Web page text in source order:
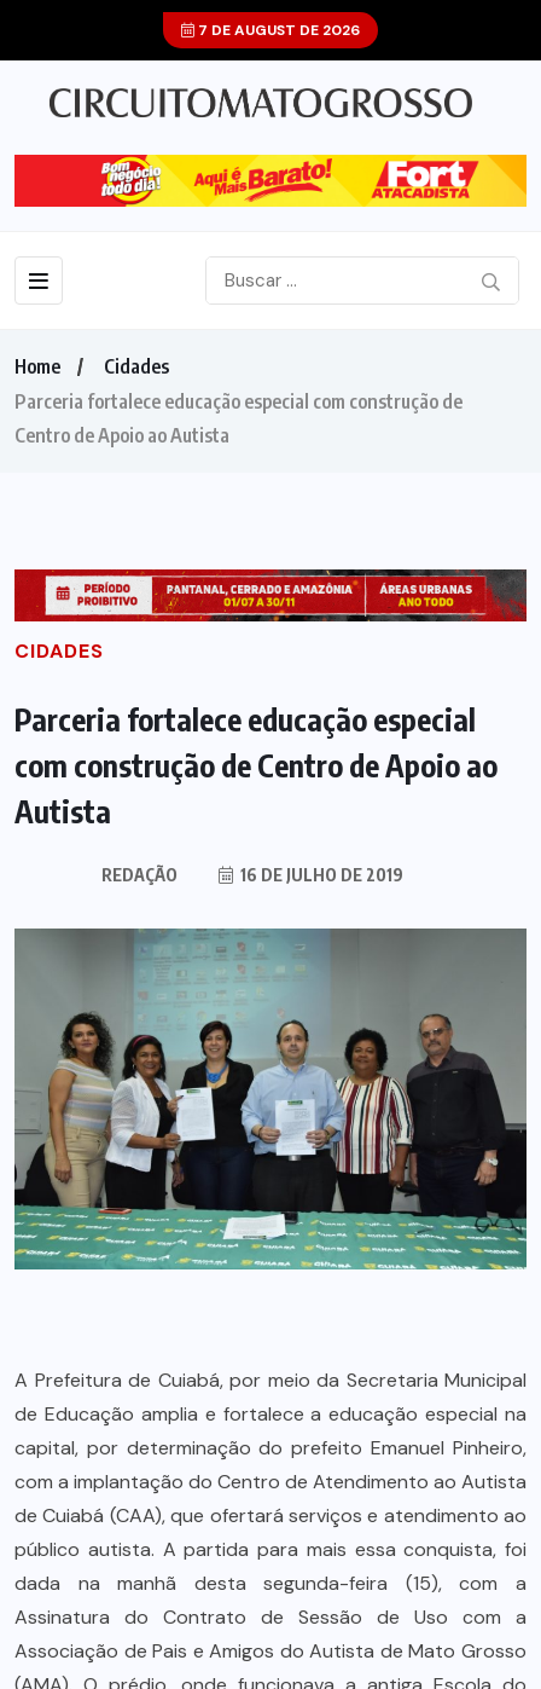
7 DE AUGUST DE 2026
Home
Cidades
Parceria fortalece educação especial com construção de
Centro de Apoio ao Autista
CIDADES
Parceria fortalece educação especial
com construção de Centro de Apoio ao
Autista
REDAÇÃO 16 DE JULHO DE 2019
A Prefeitura de Cuiabá, por meio da Secretaria Municipal
de Educação amplia e fortalece a educação especial na
capital, por determinação do prefeito Emanuel Pinheiro,
com a implantação do Centro de Atendimento ao Autista
de Cuiabá (CAA), que ofertará serviços e atendimento ao
público autista. A partida para mais essa conquista, foi
dada na manhã desta segunda-feira (15), com a
Assinatura do Contrato de Sessão de Uso com a
Associação de Pais e Amigos do Autista de Mato Grosso